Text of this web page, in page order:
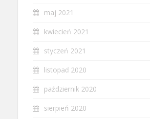
maj 2021
kwiecień 2021
styczeń 2021
listopad 2020
październik 2020
sierpień 2020